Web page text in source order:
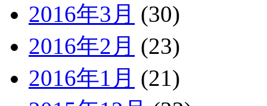
2016年3月 (30)
2016年2月 (23)
2016年1月 (21)